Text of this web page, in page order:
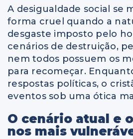
A desigualdade social se
forma cruel quando a
desgaste imposto pelo
cenários de destruição,
nem todos possuem os
para recomeçar.
respostas políticas, o
eventos sob uma ótica
O cenário atual e
nos mais